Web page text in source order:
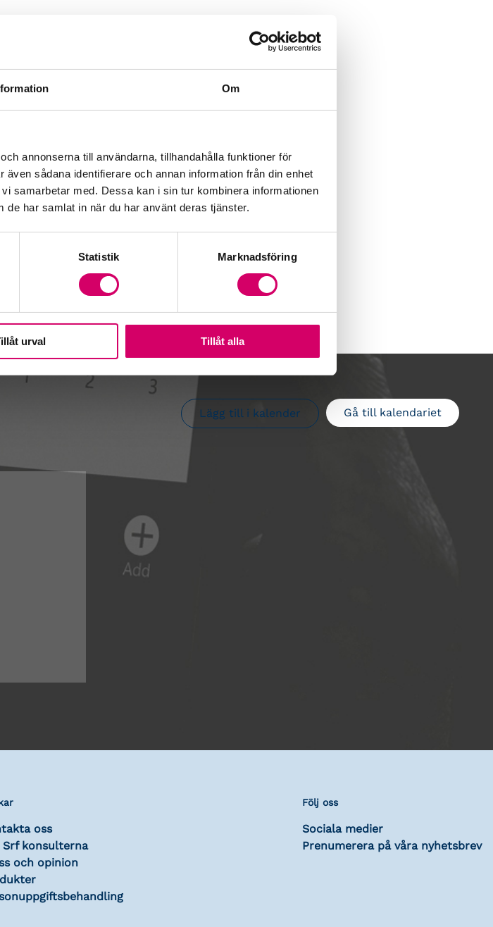
Om
annonserna till användarna, tillhandahålla funktioner för
sådana identifierare och annan information från din enhet
samarbetar med. Dessa kan i sin tur kombinera informationen
de har samlat in när du har använt deras tjänster.
Statistik Marknadsföring
urval Tillåt alla
Gå till kalendariet
Lägg till i kalender
oss
Srf konsulterna
och opinion
Följ oss
Sociala medier
Prenumerera på våra nyhetsbrev